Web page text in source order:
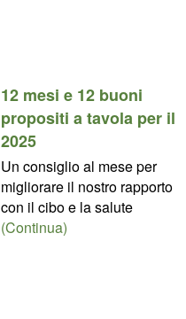
12 mesi e 12 buoni
propositi a tavola per il
2025
Un consiglio al mese per
migliorare il nostro rapporto
con il cibo e la salute
(Continua)